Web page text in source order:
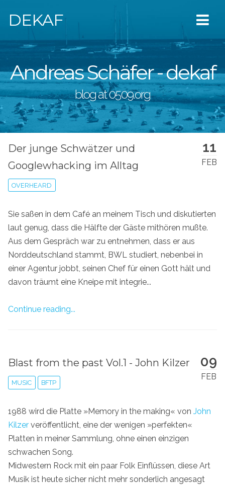
DEKAF
Andreas Schäfer - dekaf
blog at 0509.org
11
FEB
Der junge Schwätzer und
Googlewhacking im Alltag
OVERHEARD
Sie saßen in dem Café an meinem Tisch und diskutierten
laut genug, dass die Hälfte der Gäste mithören mußte.
Aus dem Gespräch war zu entnehmen, dass er aus
Norddeutschland stammt, BWL studiert, nebenbei in
einer Agentur jobbt, seinen Chef für einen Gott hält und
davon träumt eine Kneipe mit integrie...
Continue reading...
09
FEB
Blast from the past Vol.1 - John Kilzer
MUSIC BFTP
1988 wird die Platte »Memory in the making« von John
Kilzer veröffentlicht, eine der wenigen »perfekten«
Platten in meiner Sammlung, ohne einen einzigen
schwachen Song.
Midwestern Rock mit ein paar Folk Einflüssen, diese Art
Musik ist heute sicher nicht mehr sonderlich angesagt